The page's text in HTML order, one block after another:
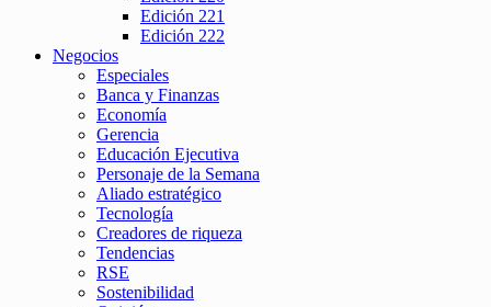
Edición 221
Edición 222
Negocios
Especiales
Banca y Finanzas
Economía
Gerencia
Educación Ejecutiva
Personaje de la Semana
Aliado estratégico
Tecnología
Creadores de riqueza
Tendencias
RSE
Sostenibilidad